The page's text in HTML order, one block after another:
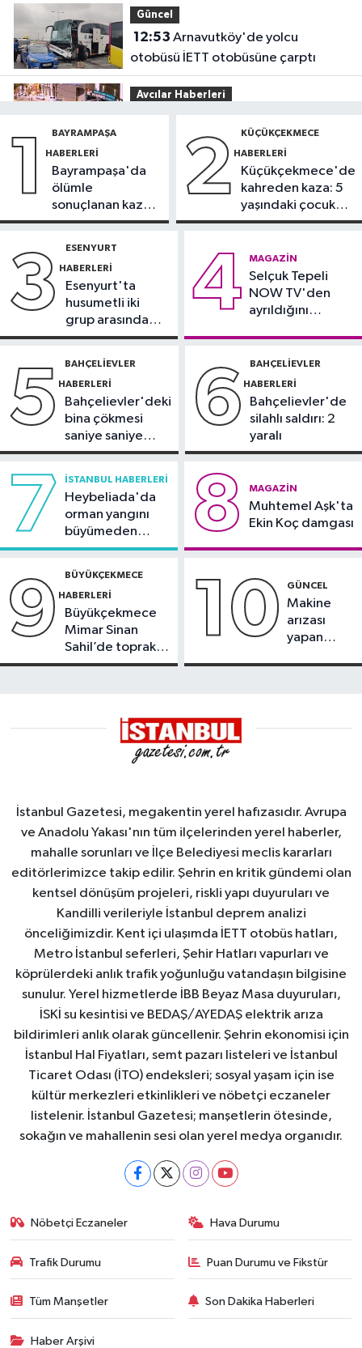
Güncel
12:53
otobüsü İETT otobüsüne çarptı
Avcılar Haberleri
kazaya neden oldu
Küçükçekmece Haberleri
Deresi'nde batık tekneler
Kadınlarda oran yüzde 40’larda
yağış ve fırtına geliyor
1 BAYRAMPAŞA
HABERLERI
Bayrampaşa'da
ölümle
sonuçlanan kaza:
Sürücü
2 KÜÇÜKÇEKMECE
HABERLERI
Küçükçekmece'de
kahreden kaza: 5
yaşındaki çocuk
yoğun bakımda
3 ESENYURT
HABERLERI
Esenyurt'ta
husumetli iki
grup arasında
silahlı kavga
4 MAGAZIN
Selçuk Tepeli
NOW TV'den
ayrıldığını
5 BAHÇELIEVLER
HABERLERI
Bahçelievler'deki
bina çökmesi
saniye saniye
görüntülendi
6 BAHÇELIEVLER
HABERLERI
Bahçelievler'de
silahlı saldırı: 2
yaralı
7 İSTANBUL HABERLERI
Heybeliada'da
orman yangını
büyümeden
söndürüldü
8 MAGAZIN
Muhtemel Aşk'ta
Ekin Koç damgası
9 BÜYÜKÇEKMECE
HABERLERI
Büyükçekmece
Mimar Sinan
Sahil’de toprak
kayması
10 GÜNCEL
Makine
arızası
yapan
İstanbul Gazetesi, megakentin yerel hafızasıdır. Avrupa
ve Anadolu Yakası'nın tüm ilçelerinden yerel haberler,
mahalle sorunları ve İlçe Belediyesi meclis kararları
editörlerimizce takip edilir. Şehrin en kritik gündemi olan
kentsel dönüşüm projeleri, riskli yapı duyuruları ve
Kandilli verileriyle İstanbul deprem analizi
önceliğimizdir. Kent içi ulaşımda İETT otobüs hatları,
Metro İstanbul seferleri, Şehir Hatları vapurları ve
köprülerdeki anlık trafik yoğunluğu vatandaşın bilgisine
sunulur. Yerel hizmetlerde İBB Beyaz Masa duyuruları,
İSKİ su kesintisi ve BEDAŞ/AYEDAŞ elektrik arıza
bildirimleri anlık olarak güncellenir. Şehrin ekonomisi için
İstanbul Hal Fiyatları, semt pazarı listeleri ve İstanbul
Ticaret Odası (İTO) endeksleri; sosyal yaşam için ise
kültür merkezleri etkinlikleri ve nöbetçi eczaneler
listelenir. İstanbul Gazetesi; manşetlerin ötesinde,
sokağın ve mahallenin sesi olan yerel medya organıdır.
Nöbetçi Eczaneler Hava Durumu
Trafik Durumu Puan Durumu ve Fikstür
Tüm Manşetler Son Dakika Haberleri
Haber Arşivi